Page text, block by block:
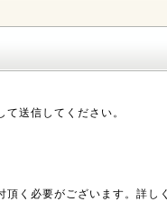
送信してください。
頂く必要がございます。詳し